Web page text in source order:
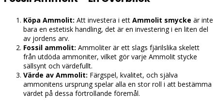
Köpa Ammolit: Att investera i ett Ammolit smycke är inte
bara en estetisk handling, det är en investering i en liten del
av jordens arv.
Fossil ammolit: Ammoliter är ett slags fjärilslika skelett
från utdöda ammoniter, vilket gör varje Ammolit stycke
sällsynt och värdefullt.
Värde av Ammolit: Färgspel, kvalitet, och själva
ammonitens ursprung spelar alla en stor roll i att bestämma
värdet på dessa förtrollande föremål.